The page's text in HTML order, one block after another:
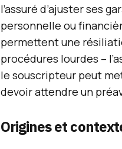
l’assuré d’ajuster ses
personnelle ou
permettent une
procédures lourdes –
le souscripteur peut
devoir attendre un
Origines et